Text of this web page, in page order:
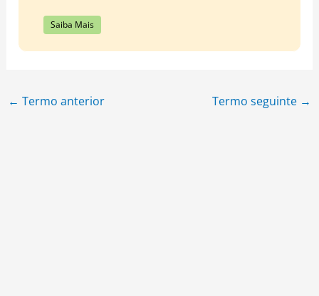
Saiba Mais
← Termo anterior Termo seguinte →